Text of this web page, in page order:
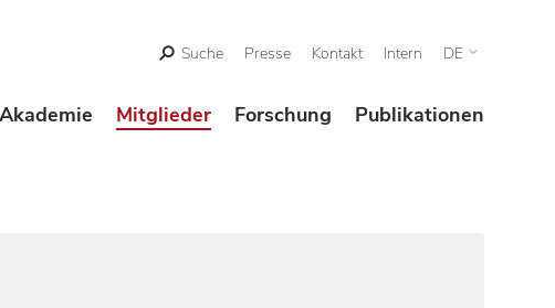
Suche Presse Kontakt Intern DE
Akademie Mitglieder Forschung Publikationen